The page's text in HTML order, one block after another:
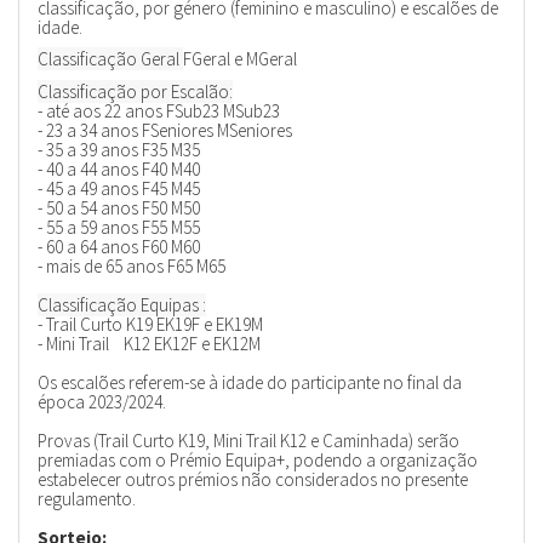
classificação, por género (feminino e masculino) e escalões de
idade.
Classificação Geral FGeral e MGeral
Classificação por Escalão:
- até aos 22 anos FSub23 MSub23
- 23 a 34 anos FSeniores MSeniores
- 35 a 39 anos F35 M35
- 40 a 44 anos F40 M40
- 45 a 49 anos F45 M45
- 50 a 54 anos F50 M50
- 55 a 59 anos F55 M55
- 60 a 64 anos F60 M60
- mais de 65 anos F65 M65
Classificação Equipas :
- Trail Curto K19 EK19F e EK19M
- Mini Trail K12 EK12F e EK12M
Os escalões referem-se à idade do participante no final da
época 2023/2024.
Provas (Trail Curto K19, Mini Trail K12 e Caminhada) serão
premiadas com o Prémio Equipa+, podendo a organização
estabelecer outros prémios não considerados no presente
regulamento.
Sorteio: